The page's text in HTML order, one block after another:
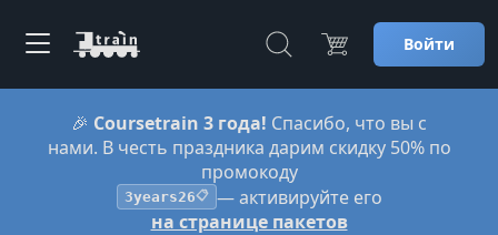
Войти
🎉 Coursetrain 3 года! Спасибо, что вы с
нами. В честь праздника дарим скидку 50% по
промокоду
3years26📋 — активируйте его
на странице пакетов